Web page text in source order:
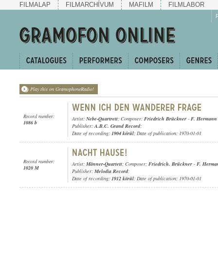
FILMALAP FILMARCHÍVUM MAFILM FILMLABOR
Play this on GramophoneRadio!
Record number:
1086 b
Artist: Nebe-Quartrett; Composer: Friedrich Brückner - F.
Publisher:A.B.C. Grand Record;
Date of recording: 1904 körül; Date of publication: 1970-01-01
Record number:
1020 M
Artist: Männer-Quartett; Composer: Friedrich. Brückner - F.
Publisher: Melodia Record;
Date of recording: 1912 körül; Date of publication: 1970-01-01